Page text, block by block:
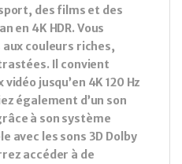
des films et des
en 4K HDR. Vous
couleurs riches,
Il convient
jusqu’en 4K 120 Hz
également d’un son
à son système
avec les sons 3D Dolby
accéder à de